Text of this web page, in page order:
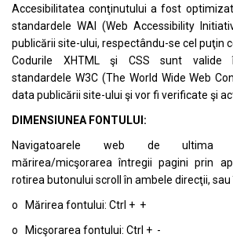
Accesibilitatea conţinutului a fost
standardele WAI (Web Accessibility
publicării site-ului, respectându-se cel puţin
Codurile XHTML şi CSS sunt valide
standardele W3C (The World Wide Web
data publicării site-ului şi vor fi verificate şi
DIMENSIUNEA FONTULUI:
Navigatoarele web de ultima
mărirea/micşorarea întregii pagini prin
rotirea butonului scroll în ambele direcţii,
o Mărirea fontului: Ctrl + +
o Micşorarea fontului: Ctrl + -